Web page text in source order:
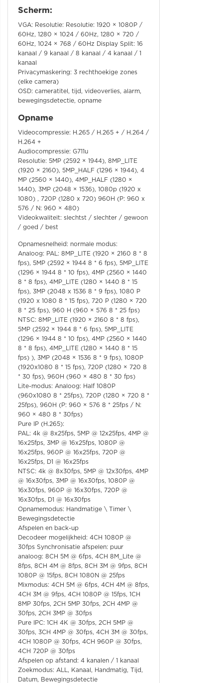
Scherm:
VGA: Resolutie: Resolutie: 1920 × 1080P /
60Hz, 1280 × 1024 / 60Hz, 1280 × 720 /
60Hz, 1024 × 768 / 60Hz Display Split: 16
kanaal / 9 kanaal / 8 kanaal / 4 kanaal / 1
kanaal
Privacymaskering: 3 rechthoekige zones
(elke camera)
OSD: cameratitel, tijd, videoverlies, alarm,
bewegingsdetectie, opname
Opname
Videocompressie: H.265 / H.265 + / H.264 /
H.264 +
Audiocompressie: G711u
Resolutie: 5MP (2592 × 1944), 8MP_LITE
(1920 × 2160), 5MP_HALF (1296 × 1944), 4
MP (2560 × 1440), 4MP_HALF (1280 ×
1440), 3MP (2048 × 1536), 1080p (1920 x
1080) , 720P (1280 x 720) 960H (P: 960 x
576 / N: 960 × 480)
Videokwaliteit: slechtst / slechter / gewoon
/ goed / best
Opnamesnelheid: normale modus:
Analoog: PAL: 8MP_LITE (1920 × 2160 8 * 8
fps), 5MP (2592 × 1944 8 * 6 fps), 5MP_LITE
(1296 × 1944 8 * 10 fps), 4MP (2560 × 1440
8 * 8 fps), 4MP_LITE (1280 × 1440 8 * 15
fps), 3MP (2048 x 1536 8 * 9 fps), 1080 P
(1920 x 1080 8 * 15 fps), 720 P (1280 × 720
8 * 25 fps), 960 H (960 × 576 8 * 25 fps)
NTSC: 8MP_LITE (1920 × 2160 8 * 8 fps),
5MP (2592 × 1944 8 * 6 fps), 5MP_LITE
(1296 × 1944 8 * 10 fps), 4MP (2560 × 1440
8 * 8 fps), 4MP_LITE (1280 × 1440 8 * 15
fps) ), 3MP (2048 × 1536 8 * 9 fps), 1080P
(1920x1080 8 * 15 fps), 720P (1280 × 720 8
* 30 fps), 960H (960 × 480 8 * 30 fps)
Lite-modus: Analoog: Half 1080P
(960x1080 8 * 25fps), 720P (1280 × 720 8 *
25fps), 960H (P: 960 × 576 8 * 25fps / N:
960 × 480 8 * 30fps)
Pure IP (H.265):
PAL: 4k @ 8x25fps, 5MP @ 12x25fps, 4MP @
16x25fps, 3MP @ 16x25fps, 1080P @
16x25fps, 960P @ 16x25fps, 720P @
16x25fps, D1 @ 16x25fps
NTSC: 4k @ 8x30fps, 5MP @ 12x30fps, 4MP
@ 16x30fps, 3MP @ 16x30fps, 1080P @
16x30fps, 960P @ 16x30fps, 720P @
16x30fps, D1 @ 16x30fps
Opnamemodus: Handmatige \ Timer \
Bewegingsdetectie
Afspelen en back-up
Decodeer mogelijkheid: 4CH 1080P @
30fps Synchronisatie afspelen: puur
analoog: 8CH 5M @ 6fps, 4CH 8M_Lite @
8fps, 8CH 4M @ 8fps, 8CH 3M @ 9fps, 8CH
1080P @ 15fps, 8CH 1080N @ 25fps
Mixmodus: 4CH 5M @ 6fps, 4CH 4M @ 8fps,
4CH 3M @ 9fps, 4CH 1080P @ 15fps, 1CH
8MP 30fps, 2CH 5MP 30fps, 2CH 4MP @
30fps, 2CH 3MP @ 30fps
Pure IPC: 1CH 4K @ 30fps, 2CH 5MP @
30fps, 3CH 4MP @ 30fps, 4CH 3M @ 30fps,
4CH 1080P @ 30fps, 4CH 960P @ 30fps,
4CH 720P @ 30fps
Afspelen op afstand: 4 kanalen / 1 kanaal
Zoekmodus: ALL, Kanaal, Handmatig, Tijd,
Datum, Bewegingsdetectie